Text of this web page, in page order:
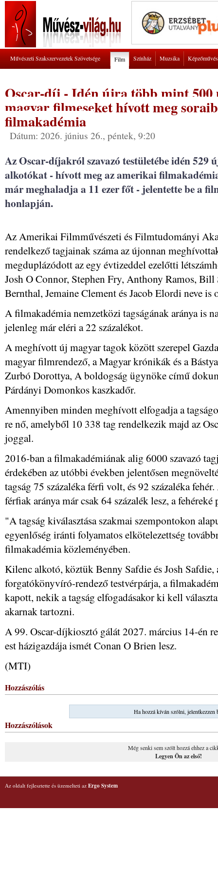
Művészeti Szakszervezetek Szövetsége Film Színház Muzsika
Oscar-díj - Idén újra több mint
magyar filmeseket hívott meg
filmakadémia
Dátum: 2026. június 26., péntek, 9:20
Az Oscar-díjakról szavazó testületébe idén 529
alkotókat - hívott meg az amerikai
már meghaladja a 11 ezer főt - jelentette be a
honlapján.
Az Amerikai Filmművészeti és Filmtudományi
rendelkező tagjainak száma az újonnan
megduplázódott az egy évtizeddel ezelőtti
Josh O Connor, Stephen Fry, Anthony Ramos,
Bernthal, Jemaine Clement és Jacob Elordi neve is
A filmakadémia nemzetközi tagságának aránya is
jelenleg már eléri a 22 százalékot.
A meghívott új magyar tagok között szerepel
magyar filmrendező, a Magyar krónikák és a
Zurbó Dorottya, A boldogság ügynöke című
Párdányi Domonkos kaszkadőr.
Amennyiben minden meghívott elfogadja a
re nő, amelyből 10 338 tag rendelkezik majd az
joggal.
2016-ban a filmakadémiának alig 6000 szavazó
érdekében az utóbbi években jelentősen
tagság 75 százaléka férfi volt, és 92 százaléka
férfiak aránya már csak 64 százalék lesz, a fehéreké
"A tagság kiválasztása szakmai szempontokon
egyenlőség iránti folyamatos elkötelezettség
filmakadémia közleményében.
Kilenc alkotó, köztük Benny Safdie és Josh
forgatókönyvíró-rendező testvérpárja, a
kapott, nekik a tagság elfogadásakor ki kell
akarnak tartozni.
A 99. Oscar-díjkiosztó gálát 2027. március 14-én
est házigazdája ismét Conan O Brien lesz.
(MTI)
Hozzászólás
Ha hozzá kíván szólni, jelentkezzen
Hozzászólások
Még senki sem szólt hozzá ehhez a
Legyen Ön az első!
Az oldalt fejlesztette és üzemelteti az Ergo System